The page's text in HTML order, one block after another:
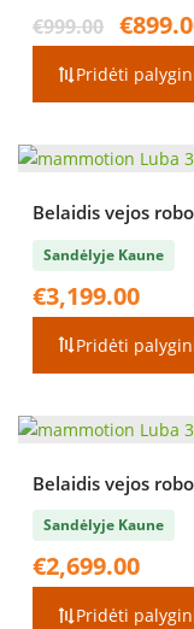
€999.00
Original
price
was:
€999.00.
€
Pridėti
Belaidis vejos
Sandėlyje Kaune
€3,199.00
Pridėti
Belaidis vejos
Sandėlyje Kaune
€2,699.00
Pridėti